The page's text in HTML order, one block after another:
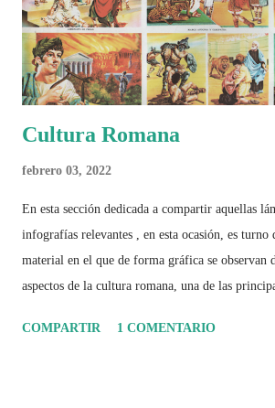
páginas de análisis, ilustraciones originales y ...
Cultura Romana
febrero 03, 2022
En esta sección dedicada a compartir aquellas
infografías relevantes , en esta ocasión, es turno
material en el que de forma gráfica se observan
aspectos de la cultura romana, una de las
COMPARTIR
1 COMENTARIO